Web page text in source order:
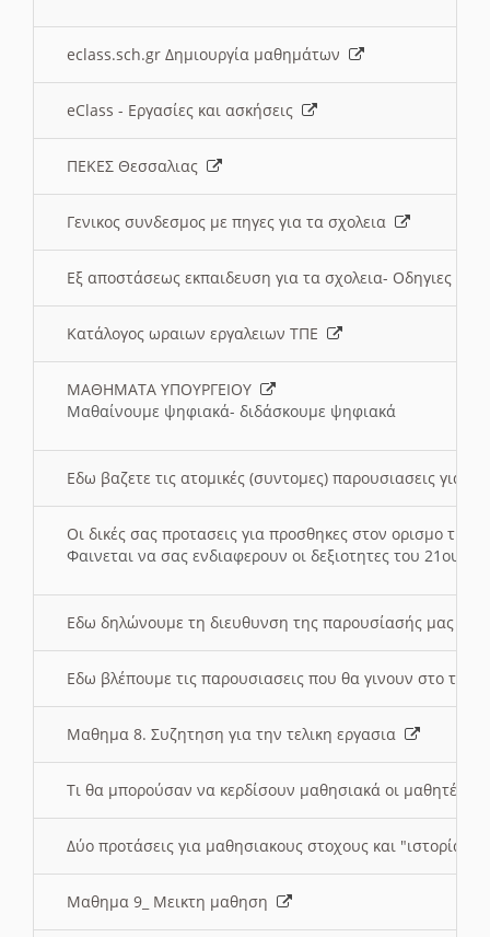
eclass.sch.gr Δημιουργία μαθημάτων
eClass - Εργασίες και ασκήσεις
ΠΕΚΕΣ Θεσσαλιας
Γενικος συνδεσμος με πηγες για τα σχολεια
Εξ αποστάσεως εκπαιδευση για τα σχολεια- Οδηγιες
Κατάλογος ωραιων εργαλειων ΤΠΕ
ΜΑΘΗΜΑΤΑ ΥΠΟΥΡΓΕΙΟΥ
Μαθαίνουμε ψηφιακά- διδάσκουμε ψηφιακά
Εδω βαζετε τις ατομικές (συντομες) παρουσιασεις για
Οι δικές σας προτασεις για προσθηκες στον ορισμο
Φαινεται να σας ενδιαφερουν οι δεξιοτητες του 21ου
Εδω δηλώνουμε τη διευθυνση της παρουσίασής μας
Εδω βλέπουμε τις παρουσιασεις που θα γινουν στο
Μαθημα 8. Συζητηση για την τελικη εργασια
Τι θα μπορούσαν να κερδίσουν μαθησιακά οι μαθητές/
Δύο προτάσεις για μαθησιακους στοχους και "ιστορία"
Μαθημα 9_ Μεικτη μαθηση